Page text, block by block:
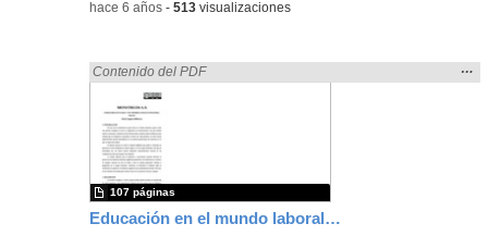
-hace 6 años -513 visualizaciones
Educación en el mundo laboral: acercamiento a través del cine.
Encontrado «rezo» en:
Contenido del PDF
la
…
107 páginas